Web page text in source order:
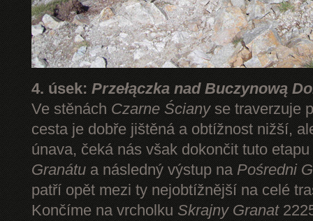
4. úsek: Przełączka nad Buczynową
Ve stěnách Czarne Ścianyse traverzuje
cesta je dobře jištěná a obtížnost nižší,
únava, čeká nás však dokončit tuto
Granátu a následný výstup na Pośredni
patří opět mezi ty nejobtížnější na celé
Končíme na vrcholku Skrajny Granat